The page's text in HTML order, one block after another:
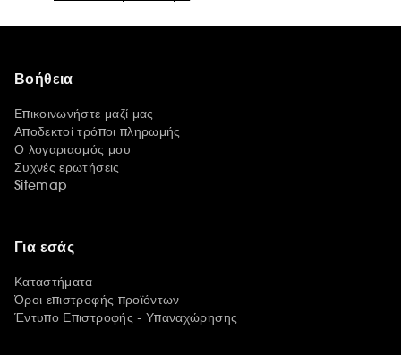
Βοήθεια
Επικοινωνήστε μαζί μας
Αποδεκτοί τρόποι πληρωμής
Ο λογαριασμός μου
Συχνές ερωτήσεις
Sitemap
Για εσάς
Καταστήματα
Όροι επιστροφής προϊόντων
Έντυπο Επιστροφής - Υπαναχώρησης